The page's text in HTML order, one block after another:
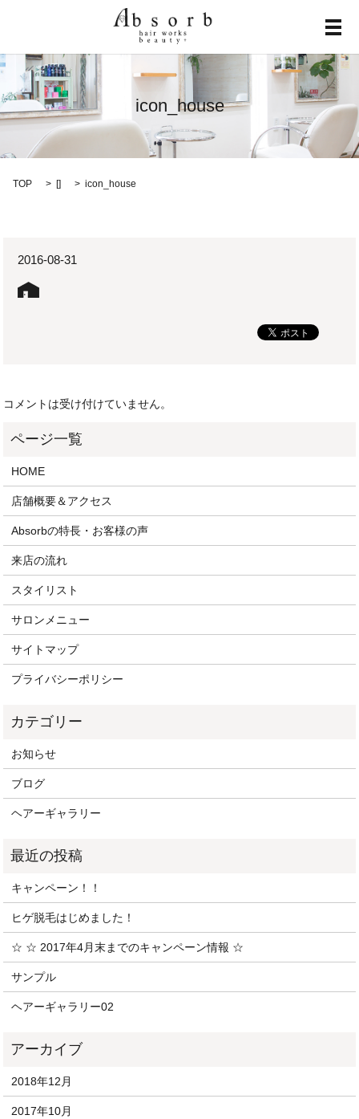
メ
icon_house
TOP [] icon_house
2016-08-31
コメントは受け付けていません。
HOME
店舗概要＆アクセス
Absorbの特長・お客様の声
来店の流れ
スタイリスト
サロンメニュー
サイトマップ
プライバシーポリシー
お知らせ
ブログ
ヘアーギャラリー
キャンペーン！！
ヒゲ脱毛はじめました！
☆ ☆ 2017年4月末までのキャンペーン情報 ☆
サンプル
ヘアーギャラリー02
2018年12月
2017年10月